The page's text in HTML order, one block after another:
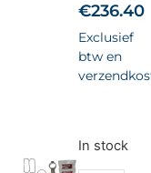
€236.40
Exclusief
btw en
In stock